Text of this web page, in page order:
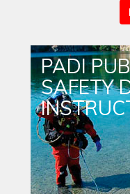
PADI
SAFETY